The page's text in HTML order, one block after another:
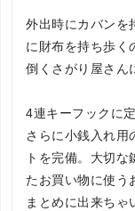
外出時にカバンを
に財布を持ち歩く
倒くさがり屋さん
4連キーフックに
さらに小銭入れ用
トを完備。大切
たお買い物に使う
まとめに出来ちゃ